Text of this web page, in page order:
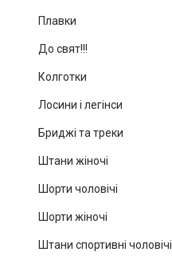
Плавки
До свят!!!
Колготки
Лосини і легінси
Бриджі та треки
Штани жіночі
Шорти чоловічі
Шорти жіночі
Штани спортивні чоловічі